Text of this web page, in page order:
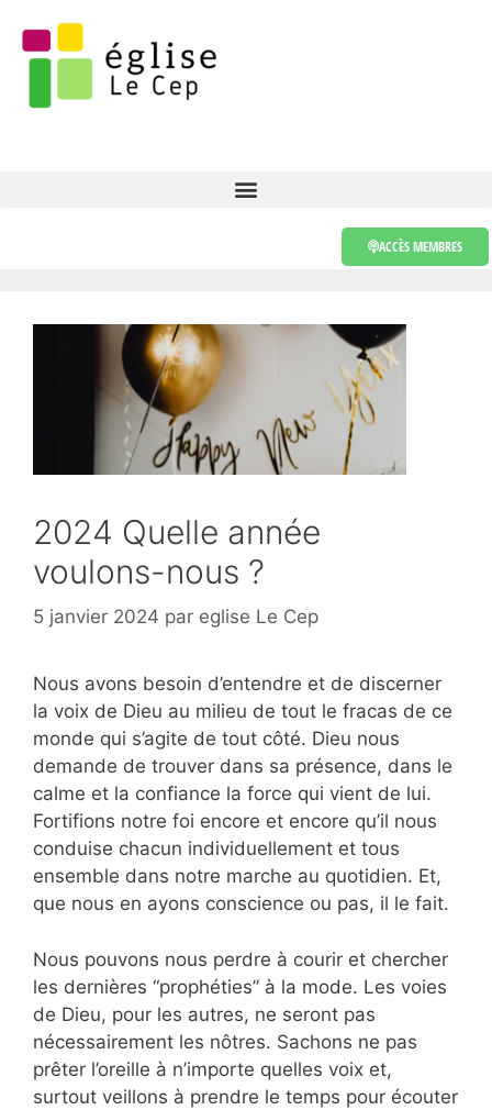
ACCÈS MEMBRES
2024 Quelle année
voulons-nous ?
5 janvier 2024 par eglise Le Cep
Nous avons besoin d’entendre et de discerner
la voix de Dieu au milieu de tout le fracas de ce
monde qui s’agite de tout côté. Dieu nous
demande de trouver dans sa présence, dans le
calme et la confiance la force qui vient de lui.
Fortifions notre foi encore et encore qu’il nous
conduise chacun individuellement et tous
ensemble dans notre marche au quotidien. Et,
que nous en ayons conscience ou pas, il le fait.
Nous pouvons nous perdre à courir et chercher
les dernières “prophéties” à la mode. Les voies
de Dieu, pour les autres, ne seront pas
nécessairement les nôtres. Sachons ne pas
prêter l’oreille à n’importe quelles voix et,
surtout veillons à prendre le temps pour écouter